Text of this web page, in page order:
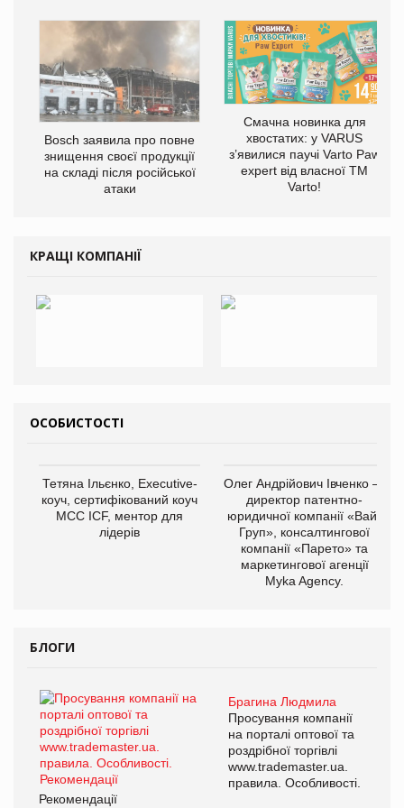
Bosch заявила про повне
знищення своєї продукції
на складі після російської
атаки
Смачна новинка для
хвостатих: у VARUS
з’явилися паучі Varto Paw
expert від власної ТМ
Varto!
КРАЩІ КОМПАНІЇ
ОСОБИСТОСТІ
Тетяна Ільєнко, Executive-
коуч, сертифікований коуч
МСС ICF, ментор для
лідерів
Олег Андрійович Івченко —
директор патентно-
юридичної компанії «Вайз
Груп», консалтингової
компанії «Парето» та
маркетингової агенції
Myka Agency.
БЛОГИ
Брагина Людмила
Просування компанії
на порталі оптової та
роздрібної торгівлі
www.trademaster.ua.
правила. Особливості.
Рекомендації